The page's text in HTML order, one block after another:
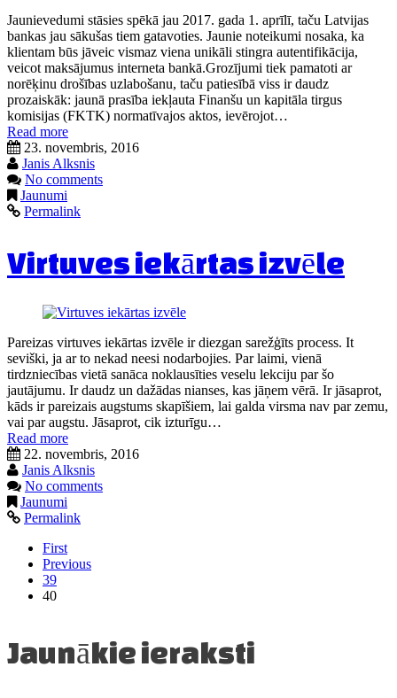
Jaunievedumi stāsies spēkā jau 2017. gada 1. aprīlī, taču Latvijas
bankas jau sākušas tiem gatavoties. Jaunie noteikumi nosaka, ka
klientam būs jāveic vismaz viena unikāli stingra autentifikācija,
veicot maksājumus interneta bankā.Grozījumi tiek pamatoti ar
norēķinu drošības uzlabošanu, taču patiesībā viss ir daudz
prozaiskāk: jaunā prasība iekļauta Finanšu un kapitāla tirgus
komisijas (FKTK) normatīvajos aktos, ievērojot…
Read more
23. novembris, 2016
Janis Alksnis
No comments
Jaunumi
Permalink
Virtuves iekārtas izvēle
Pareizas virtuves iekārtas izvēle ir diezgan sarežģīts process. It
seviški, ja ar to nekad neesi nodarbojies. Par laimi, vienā
tirdzniecības vietā sanāca noklausīties veselu lekciju par šo
jautājumu. Ir daudz un dažādas nianses, kas jāņem vērā. Ir jāsaprot,
kāds ir pareizais augstums skapīšiem, lai galda virsma nav par zemu,
vai par augstu. Jāsaprot, cik izturīgu…
Read more
22. novembris, 2016
Janis Alksnis
No comments
Jaunumi
Permalink
First
Previous
39
40
Jaunākie ieraksti